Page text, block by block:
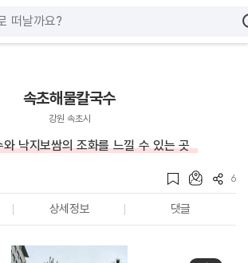
속초해물칼국수
강원 속초시
와 낙지보쌈의 조화를 느낄 수 있는 곳
6
상세정보 댓글